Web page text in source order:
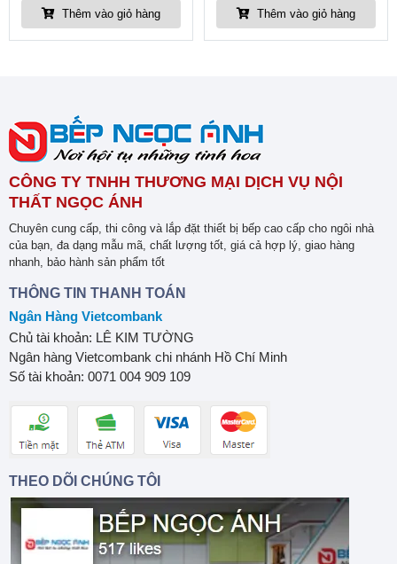
Thêm vào giỏ hàng Thêm vào giỏ hàng
CÔNG TY TNHH THƯƠNG MẠI DỊCH VỤ NỘI
THẤT NGỌC ÁNH
Chuyên cung cấp, thi công và lắp đặt thiết bị bếp cao cấp cho ngôi nhà
của bạn, đa dạng mẫu mã, chất lượng tốt, giá cả hợp lý, giao hàng
nhanh, bảo hành sản phẩm tốt
THÔNG TIN THANH TOÁN
Ngân Hàng Vietcombank
Chủ tài khoản: LÊ KIM TƯỜNG
Ngân hàng Vietcombank chi nhánh Hồ Chí Minh
Số tài khoản: 0071 004 909 109
THEO DÕI CHÚNG TÔI